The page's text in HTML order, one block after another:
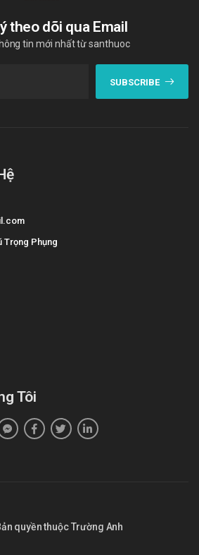
theo dõi qua Email
tin mới nhất từ santhuoc
SUBSCRIBE
Trọng Phụng
Tôi
quyền thuộc Trường Anh